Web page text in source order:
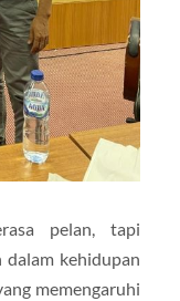
pelan, tapi
dalam kehidupan
memengaruhi